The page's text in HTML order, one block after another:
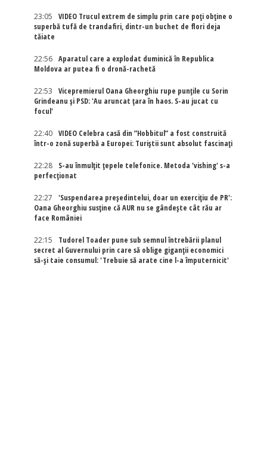
23:05
VIDEO Trucul extrem de simplu prin care poți obține o
superbă tufă de trandafiri, dintr-un buchet de flori deja
tăiate
22:56
Aparatul care a explodat duminică în Republica
Moldova ar putea fi o dronă-rachetă
22:53
Vicepremierul Oana Gheorghiu rupe punțile cu Sorin
Grindeanu și PSD: 'Au aruncat țara în haos. S-au jucat cu
focul'
22:40
VIDEO Celebra casă din ”Hobbitul” a fost construită
într-o zonă superbă a Europei: Turiștii sunt absolut fascinați
22:28
S-au înmulțit țepele telefonice. Metoda 'vishing' s-a
perfecționat
22:27
'Suspendarea președintelui, doar un exercițiu de PR':
Oana Gheorghiu susține că AUR nu se gândește cât rău ar
face României
22:15
Tudorel Toader pune sub semnul întrebării planul
secret al Guvernului prin care să oblige giganții economici
să-și taie consumul: 'Trebuie să arate cine l-a împuternicit'